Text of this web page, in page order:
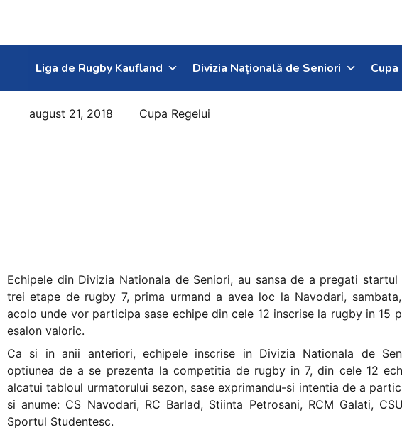
Liga de Rugby Kaufland Divizia Națională de Seniori
august 21, 2018 Cupa Regelui
Echipele din Divizia Nationala de Seniori, au sansa de a pregati
trei etape de rugby 7, prima urmand a avea loc la Navodari,
acolo unde vor participa sase echipe din cele 12 inscrise la rugby in 15
esalon valoric.
Ca si in anii anteriori, echipele inscrise in Divizia Nationala de
optiunea de a se prezenta la competitia de rugby in 7, din cele 12
alcatui tabloul urmatorului sezon, sase exprimandu-si intentia de a
si anume: CS Navodari, RC Barlad, Stiinta Petrosani, RCM Galati,
Sportul Studentesc.